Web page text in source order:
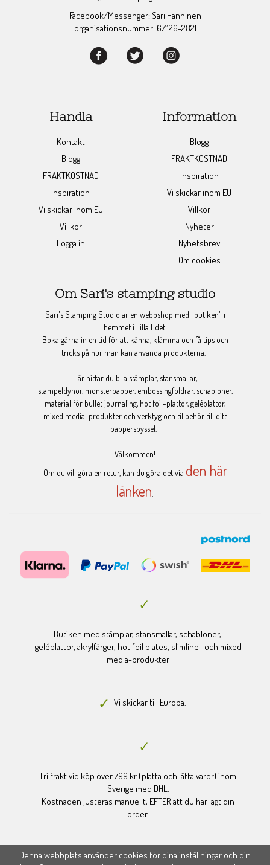
Facebook/Messenger: Sari Hänninen
organisationsnummer: 671126-2821
Handla
Kontakt
Blogg
FRAKTKOSTNAD
Inspiration
Vi skickar inom EU
Villkor
Logga in
Information
Blogg
FRAKTKOSTNAD
Inspiration
Vi skickar inom EU
Villkor
Nyheter
Nyhetsbrev
Om cookies
Om Sari's stamping studio
Sari's Stamping Studio är en webbshop med "butiken" i
hemmet i Lilla Edet.
Boka gärna in en tid för att känna, klämma och få tips och
tricks på hur man kan använda produkterna.
Här hittar du bl a stämplar, stansmallar,
stämpeldynor, mönsterpapper, embossingfoldrar, schabloner,
material för bullet journaling, hot foil-plattor, geléplattor,
mixed media-produkter och verktyg och tillbehör till ditt
papperspyssel.
Välkommen!
Om du vill göra en retur, kan du göra det via den här
länken
Butiken med stämplar, stansmallar, schabloner,
geléplattor, akrylfärger, hot foil plates, slimline- och mixed
media-produkter
Vi skickar till Europa.
Fri frakt vid köp över 799 kr (platta och lätta varor) inom
Sverige med DHL.
Kostnaden justeras manuellt, EFTER att du har lagt din
order.
Denna webbplats använder cookies för dina inställningar och din